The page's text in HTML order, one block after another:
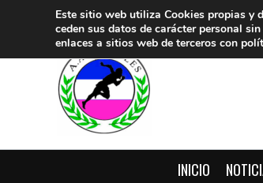
contenido
INICIO
Este sitio web utiliza Cookies propias y
ceden sus datos de carácter personal
enlaces a sitios web de terceros con